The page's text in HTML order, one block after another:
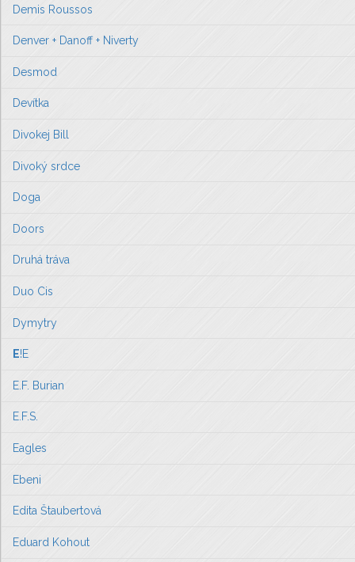
Demis Roussos
Denver + Danoff + Niverty
Desmod
Devítka
Divokej Bill
Divoký srdce
Doga
Doors
Druhá tráva
Duo Cis
Dymytry
E!E
E.F. Burian
E.F.S.
Eagles
Ebeni
Edita Štaubertová
Eduard Kohout